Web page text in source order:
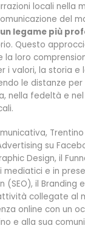
locali nella
del
legame più
Questo
la loro
i valori, la storia e
le distanze
nella fedeltà e
su
Design, il
e in
(SEO), il Branding
collegate al
online con un
e alla sua